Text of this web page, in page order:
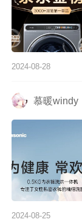
2024-08-28
慕暖windy
2024-08-25